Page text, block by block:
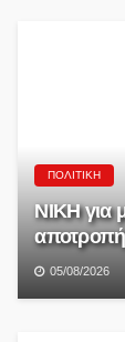
ΠΟΛΙΤΙΚΉ
ΝΙΚΗ για
αποτροπή,
05/08/2026